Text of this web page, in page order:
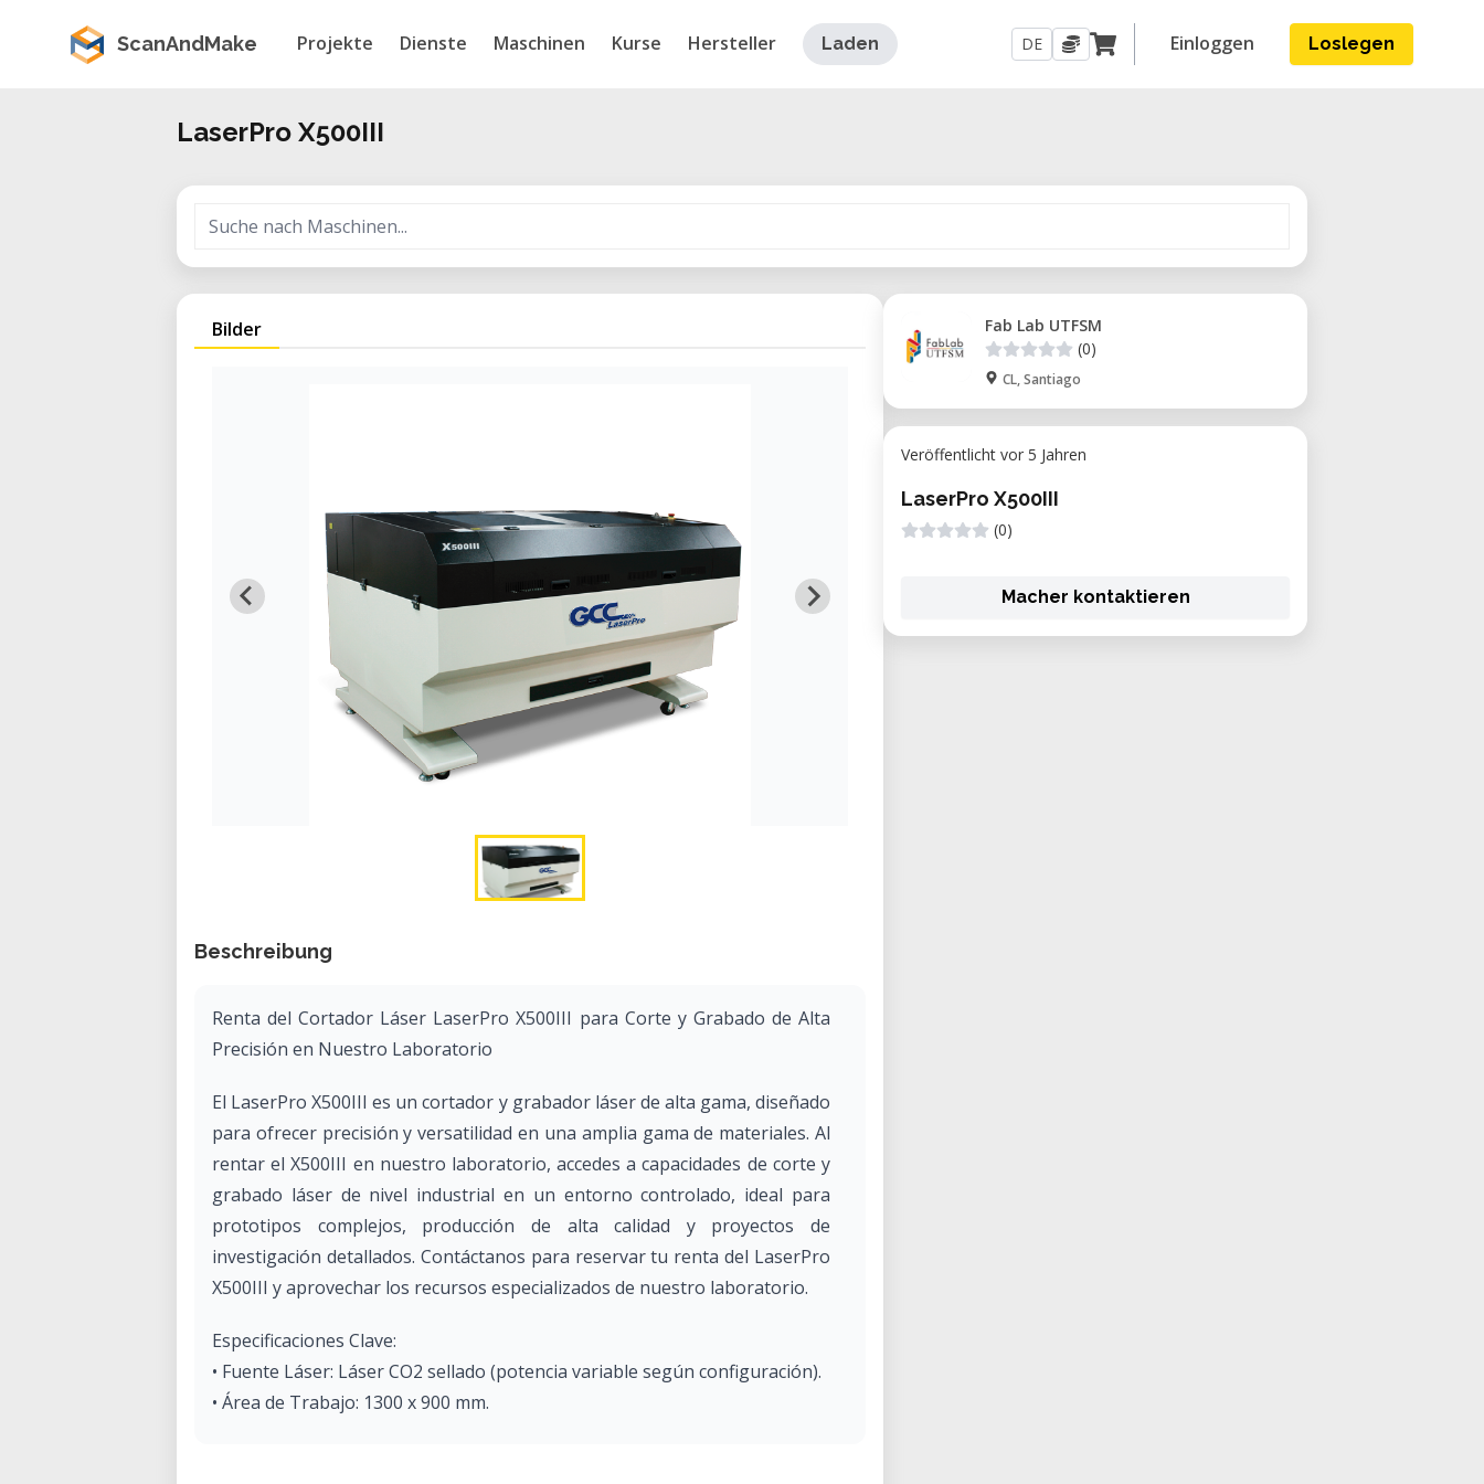
ScanAndMake Projekte Dienste Maschinen Kurse Hersteller Laden DE Einloggen Loslegen
LaserPro X500III
Bilder
Beschreibung
Renta del Cortador Láser LaserPro X500III para Corte y Grabado de Alta
Precisión en Nuestro Laboratorio
El LaserPro X500III es un cortador y grabador láser de alta gama, diseñado
para ofrecer precisión y versatilidad en una amplia gama de materiales. Al
rentar el X500III en nuestro laboratorio, accedes a capacidades de corte y
grabado láser de nivel industrial en un entorno controlado, ideal para
prototipos complejos, producción de alta calidad y proyectos de
investigación detallados. Contáctanos para reservar tu renta del LaserPro
X500III y aprovechar los recursos especializados de nuestro laboratorio.
Especificaciones Clave:
• Fuente Láser: Láser CO2 sellado (potencia variable según configuración).
• Área de Trabajo: 1300 x 900 mm.
Fab Lab UTFSM
(0)
CL, Santiago
Veröffentlicht vor 5 Jahren
LaserPro X500III
(0)
Macher kontaktieren